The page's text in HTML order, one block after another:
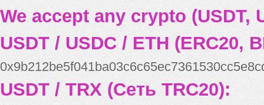
We accept any crypto (USDT,
USDT / USDC / ETH (ERC20,
USDT / TRX (Сеть TRC20):